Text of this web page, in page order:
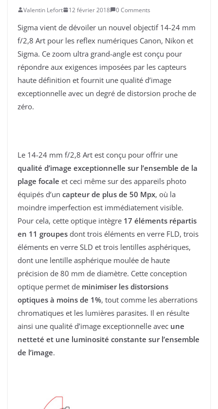
Valentin Lefort 12 février 2018 0 Comments
Sigma vient de dévoiler un nouvel objectif 14-24 mm
f/2,8 Art pour les reflex numériques Canon, Nikon et
Sigma. Ce zoom ultra grand-angle est conçu pour
répondre aux exigences imposées par les capteurs
haute définition et fournit une qualité d’image
exceptionnelle avec un degré de distorsion proche de
zéro.
Le 14-24 mm f/2,8 Art est conçu pour offrir une
qualité d’image exceptionnelle sur l’ensemble de la
plage focale et ceci même sur des appareils photo
équipés d’un capteur de plus de 50 Mpx, où la
moindre imperfection est immédiatement visible.
Pour cela, cette optique intègre 17 éléments répartis
en 11 groupes dont trois éléments en verre FLD, trois
éléments en verre SLD et trois lentilles asphériques,
dont une lentille asphérique moulée de haute
précision de 80 mm de diamètre. Cette conception
optique permet de minimiser les distorsions
optiques à moins de 1%, tout comme les aberrations
chromatiques et les lumières parasites. Il en résulte
ainsi une qualité d’image exceptionnelle avec une
netteté et une luminosité constante sur l’ensemble
de l’image.